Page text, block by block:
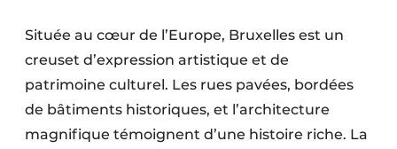
Située au cœur de l’Europe, Bruxelles est un
creuset d’expression artistique et de
patrimoine culturel. Les rues pavées, bordées
de bâtiments historiques, et l’architecture
magnifique témoignent d’une histoire riche. La